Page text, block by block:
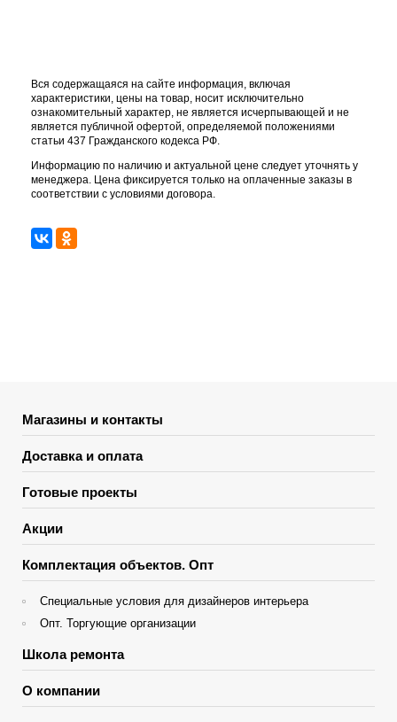
Вся содержащаяся на сайте информация, включая
характеристики, цены на товар, носит исключительно
ознакомительный характер, не является исчерпывающей и не
является публичной офертой, определяемой положениями
статьи 437 Гражданского кодекса РФ.
Информацию по наличию и актуальной цене следует уточнять у
менеджера. Цена фиксируется только на оплаченные заказы в
соответствии с условиями договора.
Магазины и контакты
Доставка и оплата
Готовые проекты
Акции
Комплектация объектов. Опт
Специальные условия для дизайнеров интерьера
Опт. Торгующие организации
Школа ремонта
О компании